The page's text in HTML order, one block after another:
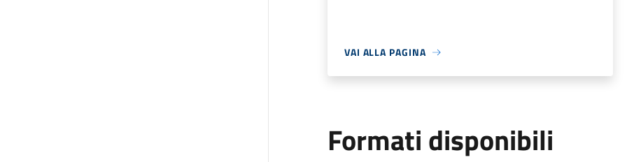
VAI ALLA PAGINA
Formati disponibili